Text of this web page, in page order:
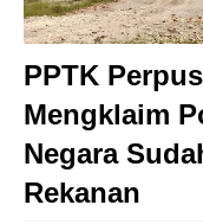
PPTK
Mengklaim
Negara
Rekanan